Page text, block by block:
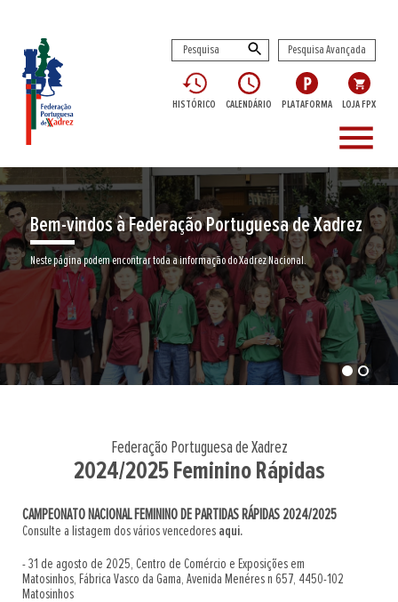
Pesquisa Avançada
HISTÓRICO CALENDÁRIO PLATAFORMA LOJA FPX
menu
Encontre aqui o seu clube de Xadrez
Junte-se a nós neste jogo milenar
Federação Portuguesa de Xadrez
2024/2025 Feminino Rápidas
CAMPEONATO NACIONAL FEMININO DE PARTIDAS RÁPIDAS 2024/2025
Consulte a listagem dos vários vencedores aqui.
- 31 de agosto de 2025, Centro de Comércio e Exposições em
Matosinhos, Fábrica Vasco da Gama, Avenida Menéres n 657, 4450-102
Matosinhos